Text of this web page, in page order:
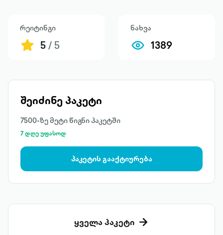
რეიტინგი
5/ 5
ნახვა
1389
შეიძინე პაკეტი
7500-ზე მეტი წიგნი პაკეტში
7 დღე უფასოდ
პაკეტის გააქტიურება
ყველა პაკეტი